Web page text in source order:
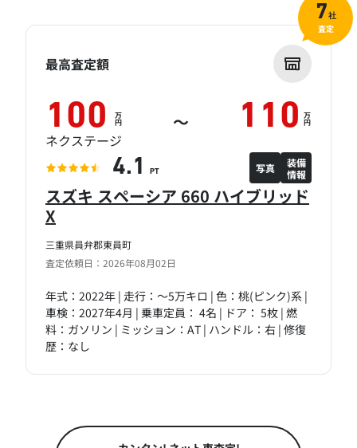
三重県員弁郡東員町
査定依頼日：2026年08月02日
スズキ スペーシア 660 ハイブリッド
X
年式：2022年 | 走行：～5万キロ | 色：桃(ピンク)系 |
車検：2027年4月 | 乗車定員： 4名 | ドア： 5枚 | 燃
料：ガソリン | ミッション：AT | ハンドル：右 | 修復
歴：なし
最高査定額
100 万
円 ～ 110 万
円
ネクステージ
4.1 PT 写真
装備
情報
7社
査定